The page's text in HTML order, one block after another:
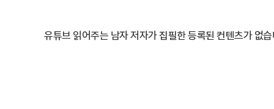
유튜브 읽어주는 남자 저자가 집필한 등록된 컨텐츠가 없